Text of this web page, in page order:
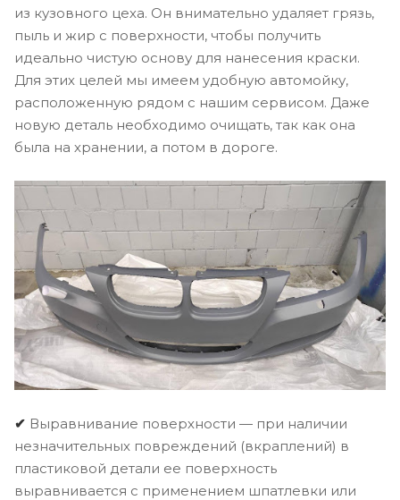
из кузовного цеха. Он внимательно удаляет грязь,
пыль и жир с поверхности, чтобы получить
идеально чистую основу для нанесения краски.
Для этих целей мы имеем удобную автомойку,
расположенную рядом с нашим сервисом. Даже
новую деталь необходимо очищать, так как она
была на хранении, а потом в дороге.
✔ Выравнивание поверхности — при наличии
незначительных повреждений (вкраплений) в
пластиковой детали ее поверхность
выравнивается с применением шпатлевки или